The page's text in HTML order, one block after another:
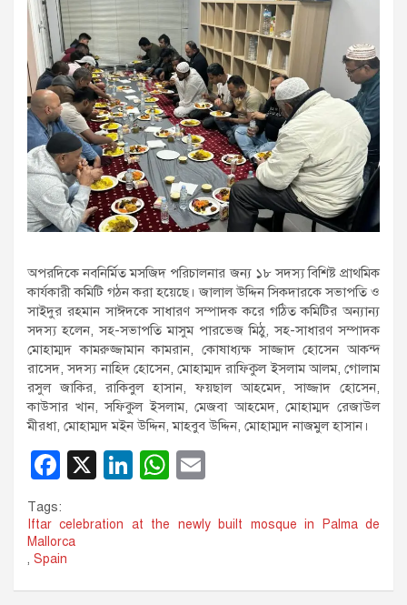
অপরদিকে নবনির্মিত মসজিদ পরিচালনার জন্য ১৮ সদস্য বিশিষ্ট প্রাথমিক
কার্যকারী কমিটি গঠন করা হয়েছে। জালাল উদ্দিন সিকদারকে সভাপতি ও
সাইদুর রহমান সাঈদকে সাধারণ সম্পাদক করে গঠিত কমিটির অন্যান্য
সদস্য হলেন, সহ-সভাপতি মাসুম পারভেজ মিঠু, সহ-সাধারণ সম্পাদক
মোহাম্মদ কামরুজ্জামান কামরান, কোষাধ্যক্ষ সাজ্জাদ হোসেন আকন্দ
রাসেদ, সদস্য নাহিদ হোসেন, মোহাম্মদ রাফিকুল ইসলাম আলম, গোলাম
রসুল জাকির, রাকিবুল হাসান, ফয়ছাল আহমেদ, সাজ্জাদ হোসেন,
কাউসার খান, সফিকুল ইসলাম, মেজবা আহমেদ, মোহাম্মদ রেজাউল
মীরধা, মোহাম্মদ মইন উদ্দিন, মাহবুব উদ্দিন, মোহাম্মদ নাজমুল হাসান।
F
a
c
e
b
X
Li
k
dI
W
at
A
ail
Tags:
Iftar celebration at the newly built mosque in Palma de
Mallorca
, Spain